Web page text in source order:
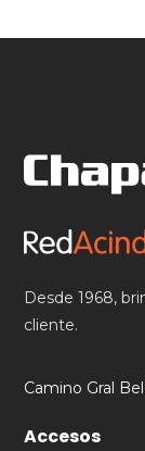
Desde 1968,
cliente.
Camino Gral
Accesos